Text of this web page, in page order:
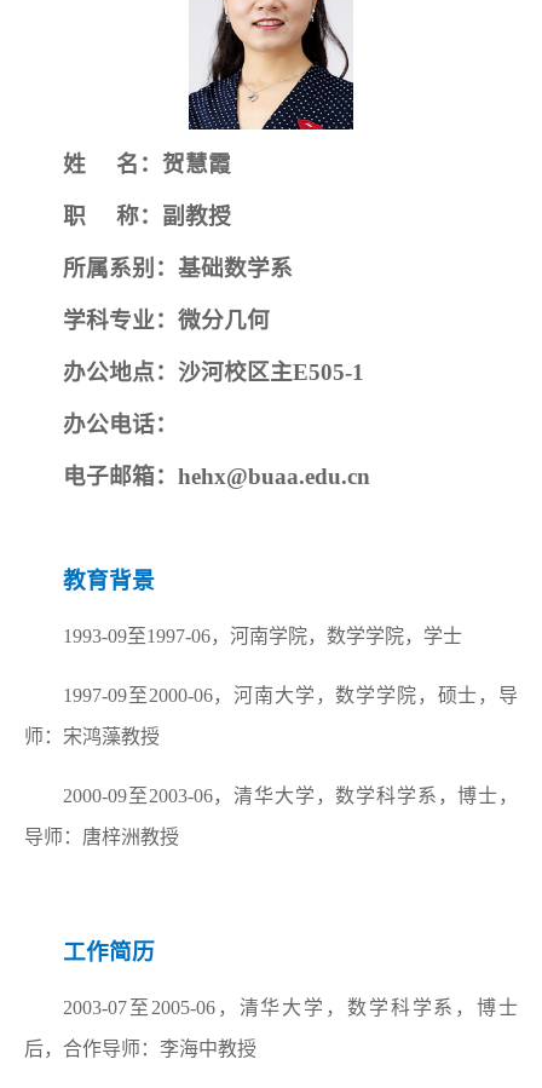
姓 名：贺慧霞
职 称：副教授
所属系别：基础数学系
学科专业：微分几何
办公地点：沙河校区主E505-1
办公电话：
电子邮箱： hehx@buaa.edu.cn
教育背景
1993-09至1997-06，河南学院，数学学院，学士
1997-09至2000-06，河南大学，数学学院，硕士，导
师：宋鸿藻教授
2000-09至2003-06，清华大学，数学科学系，博士，
导师：唐梓洲教授
工作简历
2003-07 至 2005-06，清华大学，数学科学系，博士
后，合作导师：李海中教授